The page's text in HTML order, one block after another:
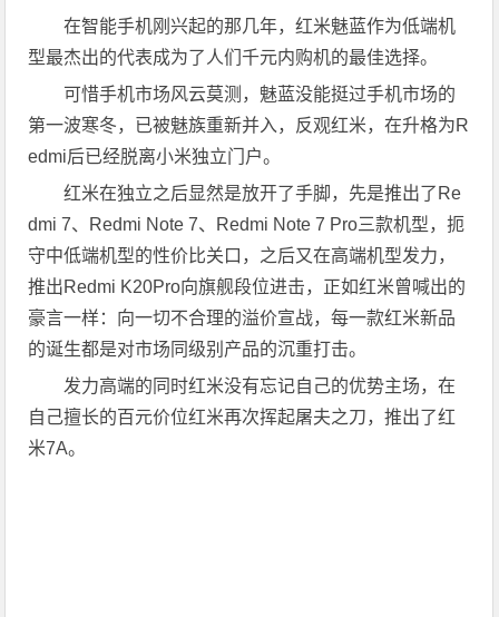
在智能手机刚兴起的那几年，红米魅蓝作为低端机
型最杰出的代表成为了人们千元内购机的最佳选择。
可惜手机市场风云莫测，魅蓝没能挺过手机市场的
第一波寒冬，已被魅族重新并入，反观红米，在升格为R
edmi后已经脱离小米独立门户。
红米在独立之后显然是放开了手脚，先是推出了Re
dmi 7、Redmi Note 7、Redmi Note 7 Pro三款机型，扼
守中低端机型的性价比关口，之后又在高端机型发力，
推出Redmi K20Pro向旗舰段位进击，正如红米曾喊出的
豪言一样：向一切不合理的溢价宣战，每一款红米新品
的诞生都是对市场同级别产品的沉重打击。
发力高端的同时红米没有忘记自己的优势主场，在
自己擅长的百元价位红米再次挥起屠夫之刀，推出了红
米7A。